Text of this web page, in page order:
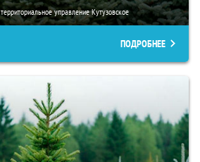
управление Кутузовское
ПОДРОБНЕЕ